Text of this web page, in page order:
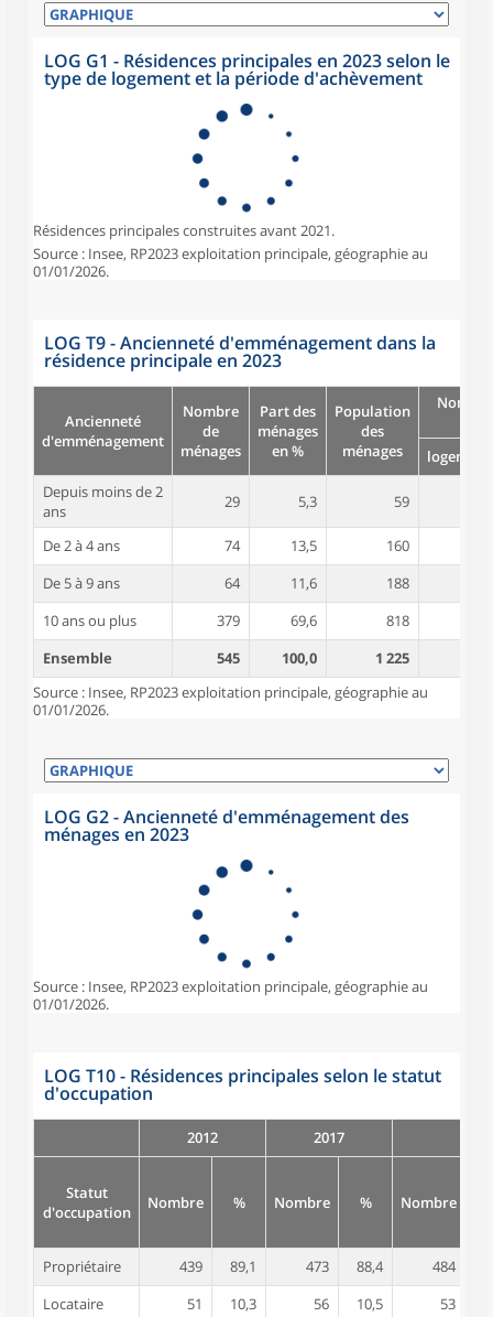
LOG G1 - Résidences principales en 2023 selon le
type de logement et la période d'achèvement
Résidences principales construites avant 2021.
Source : Insee, RP2023 exploitation principale, géographie au
01/01/2026.
LOG T9 - Ancienneté d'emménagement dans la
résidence principale en 2023
Ancienneté
d'emménagement
Nombre
de
ménages
Part des
ménages
en %
Population
des
ménages
logement
Depuis moins de 2
ans
29 5,3 59
De 2 à 4 ans 74 13,5 160
De 5 à 9 ans
64 11,6 188
10 ans ou plus
379 69,6 818
Ensemble
545 100,0 1 225
Source : Insee, RP2023 exploitation principale, géographie au
01/01/2026.
LOG G2 - Ancienneté d'emménagement des
ménages en 2023
Source : Insee, RP2023 exploitation principale, géographie au
01/01/2026.
LOG T10 - Résidences principales selon le statut
d'occupation
2012 2017
Statut
d'occupation
Nombre % Nombre % Nombre
Propriétaire 439 89,1 473 88,4 484
Locataire
51 10,3 56 10,5 53